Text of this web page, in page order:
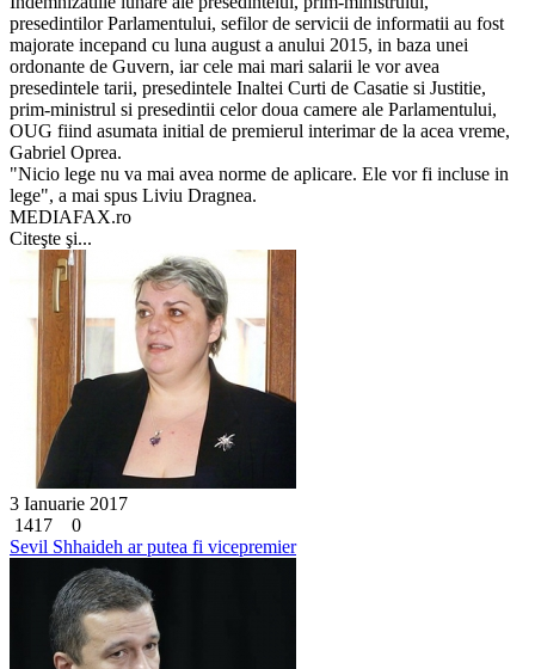
presedintilor Parlamentului, sefilor de servicii de informatii au fost
majorate incepand cu luna august a anului 2015, in baza unei
ordonante de Guvern, iar cele mai mari salarii le vor avea
presedintele tarii, presedintele Inaltei Curti de Casatie si Justitie,
prim-ministrul si presedintii celor doua camere ale Parlamentului,
OUG fiind asumata initial de premierul interimar de la acea vreme,
Gabriel Oprea.
"Nicio lege nu va mai avea norme de aplicare. Ele vor fi incluse in
lege", a mai spus Liviu Dragnea.
MEDIAFAX.ro
Citeşte şi...
3 Ianuarie 2017
1417
0
Sevil Shhaideh ar putea fi vicepremier